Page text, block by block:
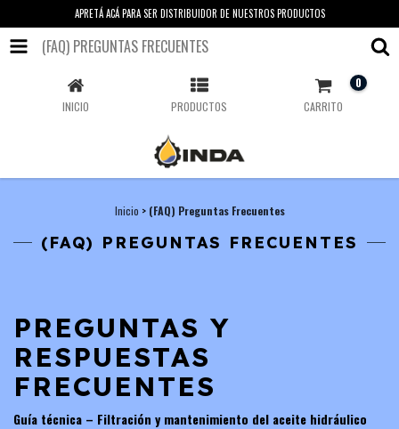
APRETÁ ACÁ PARA SER DISTRIBUIDOR DE NUESTROS PRODUCTOS
(FAQ) PREGUNTAS FRECUENTES
INICIO PRODUCTOS CARRITO
0
Inicio > (FAQ) Preguntas Frecuentes
(FAQ) PREGUNTAS FRECUENTES
PREGUNTAS Y
RESPUESTAS
FRECUENTES
Guía técnica – Filtración y mantenimiento del aceite hidráulico